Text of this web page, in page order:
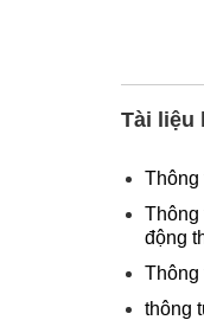
Tài liệu
Thông
Thông
động
Thông
thông